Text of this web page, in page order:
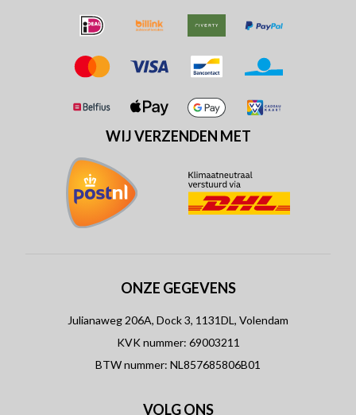
WIJ VERZENDEN MET
ONZE GEGEVENS
Julianaweg 206A, Dock 3, 1131DL, Volendam
KVK nummer: 69003211
BTW nummer: NL857685806B01
VOLG ONS